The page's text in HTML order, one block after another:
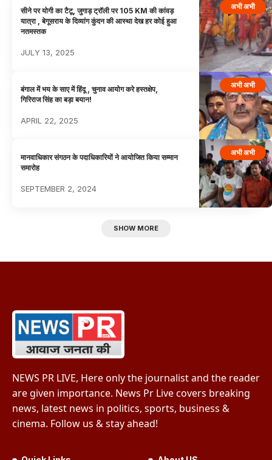
अभी अभी
सीने पर योगी का टैटू, जुगाड़ ट्रॉली पर 105 KM की कांवड़
यात्रा , बेगूसराय के दिव्यांग कुंदन की आस्था देख हर कोई हुआ
नतमस्तक
JULY 13, 2025
अभी अभी
बंगाल में भय के साए में हिंदू , चुनाव आयोग करे हस्तक्षेप,
गिरिराज सिंह का बड़ा बयान!
APRIL 22, 2025
अभी अभी
मानवाधिकार संगठन के पदाधिकारियों ने आयोजित किया सम्मान
समारोह
SEPTEMBER 2, 2024
SHOW MORE
NEWS PR LIVE, Here only the journalist and the reader
are given importance. News Pr Live covers breaking
news, latest news in politics, sports, business &
cinema. Follow us & stay ahead!